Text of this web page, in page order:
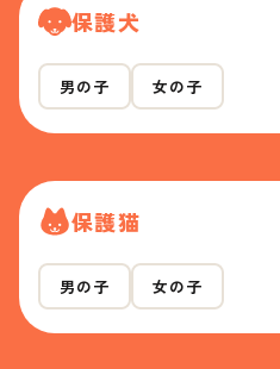
保護犬
男の子 女の子
保護猫
男の子 女の子